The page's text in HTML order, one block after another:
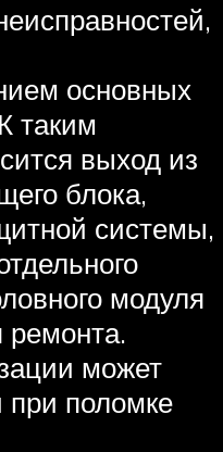
основных
таким
выход из
блока,
системы,
модуля
может
при поломке